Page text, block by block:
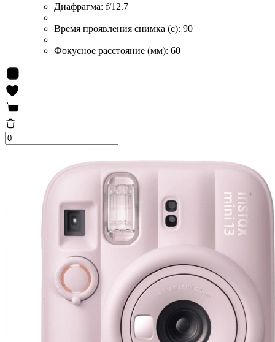
Диафрагма: f/12.7
Время проявления снимка (с): 90
Фокусное расстояние (мм): 60